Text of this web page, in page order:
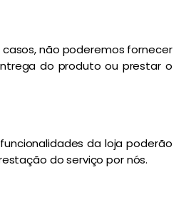
não poderemos fornecer
do produto ou prestar o
da loja poderão
do serviço por nós.